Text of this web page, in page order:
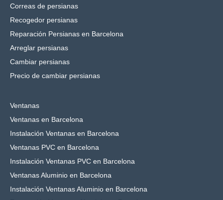
Correas de persianas
Recogedor persianas
Reparación Persianas en Barcelona
Arreglar persianas
Cambiar persianas
Precio de cambiar persianas
Ventanas
Ventanas en Barcelona
Instalación Ventanas en Barcelona
Ventanas PVC en Barcelona
Instalación Ventanas PVC en Barcelona
Ventanas Aluminio en Barcelona
Instalación Ventanas Aluminio en Barcelona